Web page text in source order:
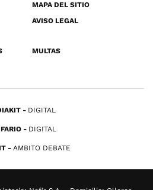
MAPA DEL SITIO
AVISO LEGAL
MULTAS
DIGITAL
DIGITAL
AMBITO DEBATE